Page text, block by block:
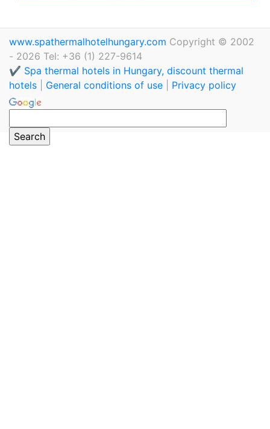
www.spathermalhotelhungary.com Copyright © 2002
- 2026 Tel: +36 (1) 227-9614
✔️ Spa thermal hotels in Hungary, discount thermal
hotels
General conditions of use Privacy policy